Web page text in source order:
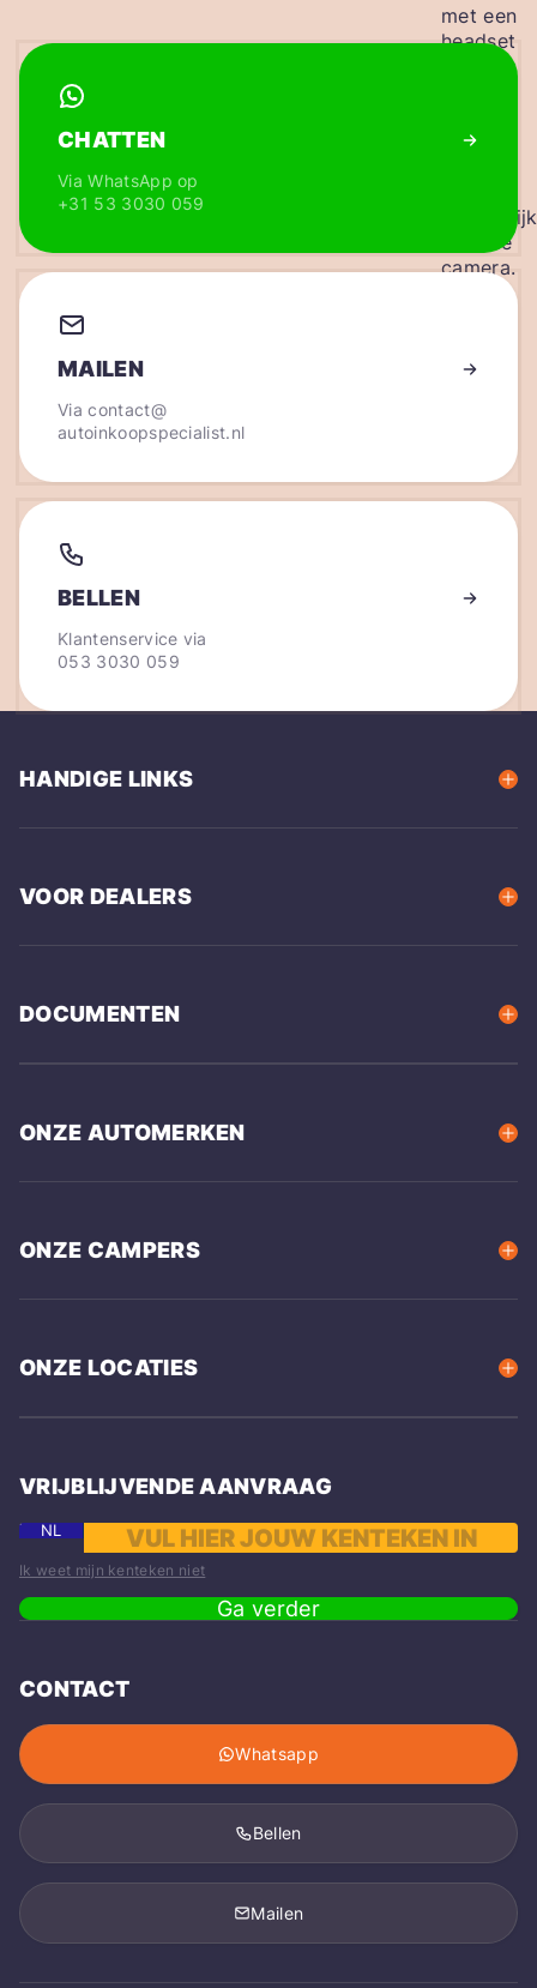
CHATTEN
Via WhatsApp op
+31 53 3030 059
MAILEN
Viacontact@
autoinkoopspecialist.nl
BELLEN
Klantenservice via
053 3030 059
HANDIGE LINKS
VOOR DEALERS
DOCUMENTEN
ONZE AUTOMERKEN
ONZE CAMPERS
ONZE LOCATIES
VRIJBLIJVENDE AANVRAAG
NL
Ik weet mijn kenteken niet
Ga verder
CONTACT
Whatsapp
Bellen
Mailen